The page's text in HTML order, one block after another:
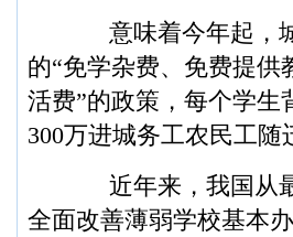
意味着今年起，城
的“免学杂费、免费提
活费”的政策，每个学生
300万进城务工农民工
近年来，我国从最
全面改善薄弱学校基本